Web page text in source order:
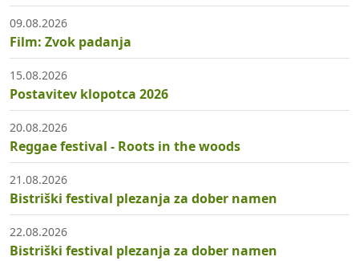
09.08.2026
Film: Zvok padanja
15.08.2026
Postavitev klopotca 2026
20.08.2026
Reggae festival - Roots in the woods
21.08.2026
Bistriški festival plezanja za dober namen
22.08.2026
Bistriški festival plezanja za dober namen